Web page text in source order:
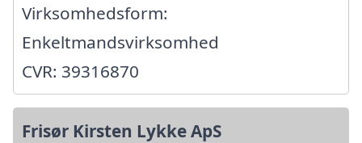
Virksomhedsform:
Enkeltmandsvirksomhed
CVR: 39316870
Frisør Kirsten Lykke ApS